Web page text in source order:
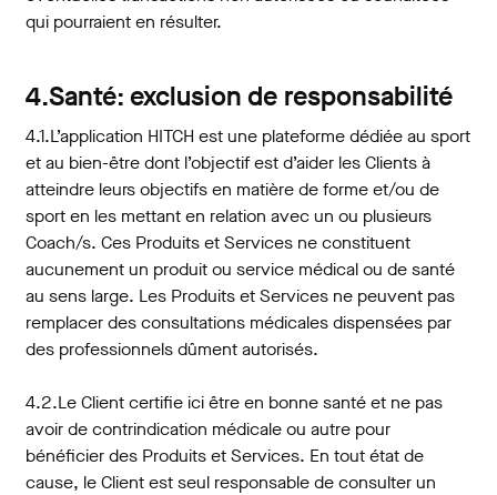
qui pourraient en résulter.
4.Santé: exclusion de responsabilité
4.1.L’application HITCH est une plateforme dédiée au sport
et au bien-être dont l’objectif est d’aider les Clients à
atteindre leurs objectifs en matière de forme et/ou de
sport en les mettant en relation avec un ou plusieurs
Coach/s. Ces Produits et Services ne constituent
aucunement un produit ou service médical ou de santé
au sens large. Les Produits et Services ne peuvent pas
remplacer des consultations médicales dispensées par
des professionnels dûment autorisés.
4.2.Le Client certifie ici être en bonne santé et ne pas
avoir de contrindication médicale ou autre pour
bénéficier des Produits et Services. En tout état de
cause, le Client est seul responsable de consulter un